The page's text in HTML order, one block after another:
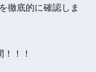
徹底的に確認しま
！！